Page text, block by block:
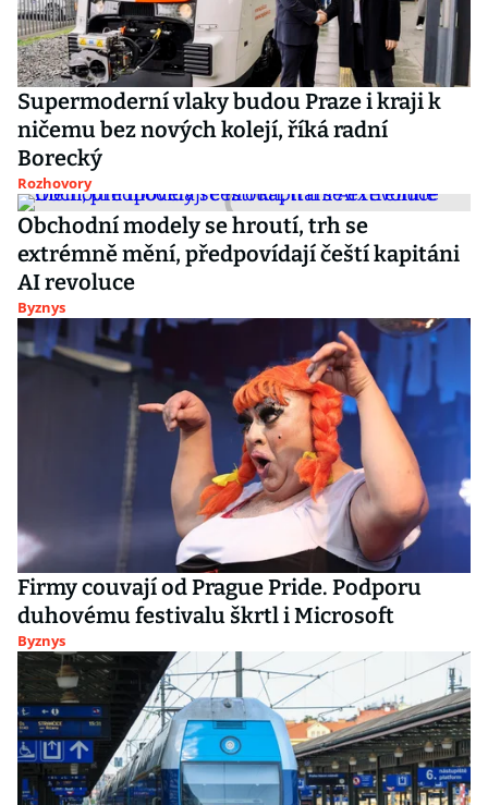
Supermoderní vlaky budou Praze i kraji k
ničemu bez nových kolejí, říká radní
Borecký
Rozhovory
Obchodní modely se hroutí, trh se
extrémně mění, předpovídají čeští kapitáni
AI revoluce
Byznys
Firmy couvají od Prague Pride. Podporu
duhovému festivalu škrtl i Microsoft
Byznys